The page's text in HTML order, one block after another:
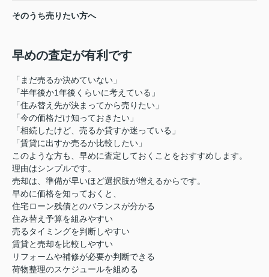
そのうち売りたい方へ
早めの査定が有利です
「まだ売るか決めていない」
「半年後か1年後くらいに考えている」
「住み替え先が決まってから売りたい」
「今の価格だけ知っておきたい」
「相続したけど、売るか貸すか迷っている」
「賃貸に出すか売るか比較したい」
このような方も、早めに査定しておくことをおすすめします。
理由はシンプルです。
売却は、準備が早いほど選択肢が増えるからです。
早めに価格を知っておくと、
住宅ローン残債とのバランスが分かる
住み替え予算を組みやすい
売るタイミングを判断しやすい
賃貸と売却を比較しやすい
リフォームや補修が必要か判断できる
荷物整理のスケジュールを組める